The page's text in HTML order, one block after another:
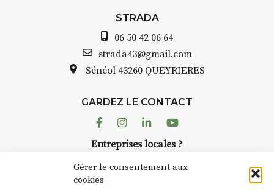
Gérer le consentement aux
cookies
avez ouvert une galerie à
Auzon…
Bernard TURLE Le Fumoir n’est
pas une galerie permanente.
AuzonToujours organise
dans le village. Des artistes et
caves, les granges d’Auzon. Le
Fumoir est l’un de ces espaces
STRADA
06 50 42 06 64
strada43@gmail.com
Sénéol 43260 QUEYRIERES
GARDEZ LE CONTACT
FacebookInstagram
LinkedinYoutube
Entreprises locales ?